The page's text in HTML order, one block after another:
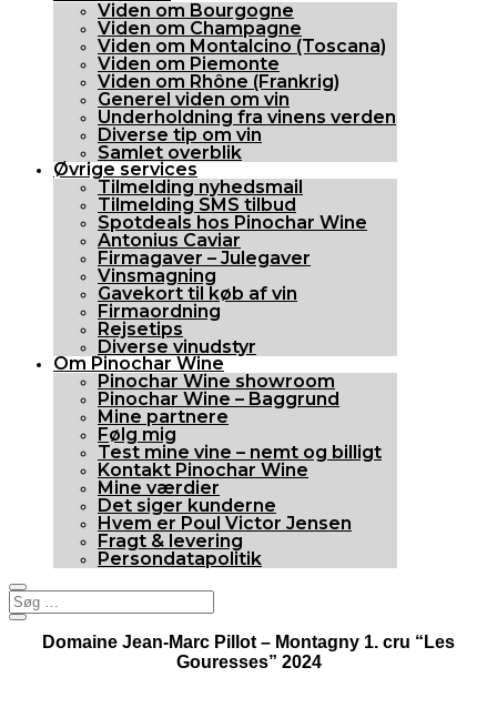
Viden om Bourgogne
Viden om Champagne
Viden om Montalcino (Toscana)
Viden om Piemonte
Viden om Rhône (Frankrig)
Generel viden om vin
Underholdning fra vinens verden
Diverse tip om vin
Samlet overblik
Øvrige services
Tilmelding nyhedsmail
Tilmelding SMS tilbud
Spotdeals hos Pinochar Wine
Antonius Caviar
Firmagaver – Julegaver
Vinsmagning
Gavekort til køb af vin
Firmaordning
Rejsetips
Diverse vinudstyr
Om Pinochar Wine
Pinochar Wine showroom
Pinochar Wine – Baggrund
Mine partnere
Følg mig
Test mine vine – nemt og billigt
Kontakt Pinochar Wine
Mine værdier
Det siger kunderne
Hvem er Poul Victor Jensen
Fragt & levering
Persondatapolitik
Domaine Jean-Marc Pillot – Montagny 1. cru “Les
Gouresses” 2024